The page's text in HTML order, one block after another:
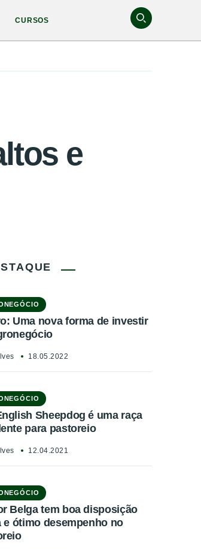
CURSOS
e
Uma nova forma de investir
18.05.2022
Sheepdog é uma raça
para pastoreio
12.04.2021
Belga tem boa disposição
e ótimo desempenho no